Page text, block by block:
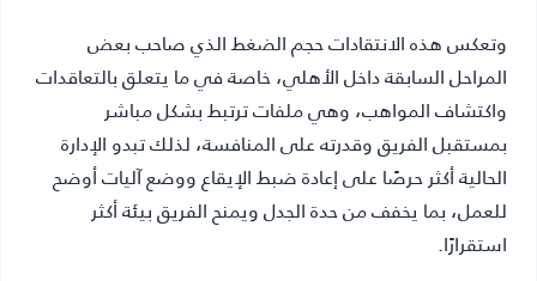
وتعكس هذه الانتقادات حجم الضغط الذي صاحب بعض
المراحل السابقة داخل الأهلي، خاصة في ما يتعلق بالتعاقدات
واكتشاف المواهب، وهي ملفات ترتبط بشكل مباشر
بمستقبل الفريق وقدرته على المنافسة، لذلك تبدو الإدارة
الحالية أكثر حرصًا على إعادة ضبط الإيقاع ووضع آليات أوضح
للعمل، بما يخفف من حدة الجدل ويمنح الفريق بيئة أكثر
استقرارًا.